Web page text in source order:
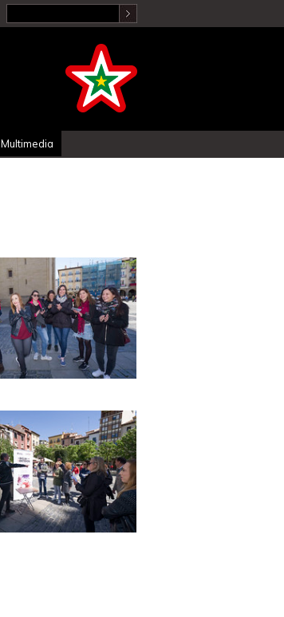
Multimedia